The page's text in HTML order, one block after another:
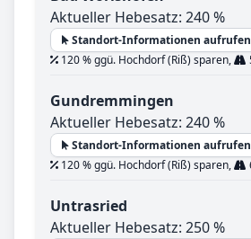
Aktueller Hebesatz: 240 %
Standort-Informationen aufrufen
120 % ggü. Hochdorf (Riß) sparen,
Gundremmingen
Aktueller Hebesatz: 240 %
Standort-Informationen aufrufen
120 % ggü. Hochdorf (Riß) sparen,
Untrasried
Aktueller Hebesatz: 250 %